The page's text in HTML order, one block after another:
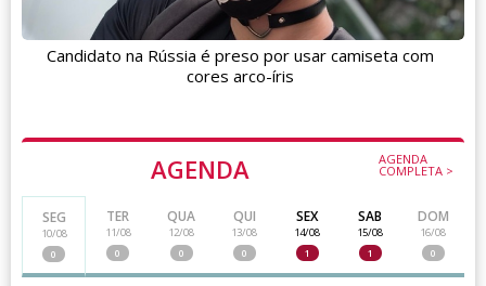
AGENDA AGENDA
COMPLETA >
SEG
10/08
0
TER
11/08
0
QUA
12/08
0
QUI
13/08
0
SEX
14/08
1
SAB
15/08
1
DOM
16/08
0
Candidato na Rússia é preso por usar camiseta com
cores arco-íris